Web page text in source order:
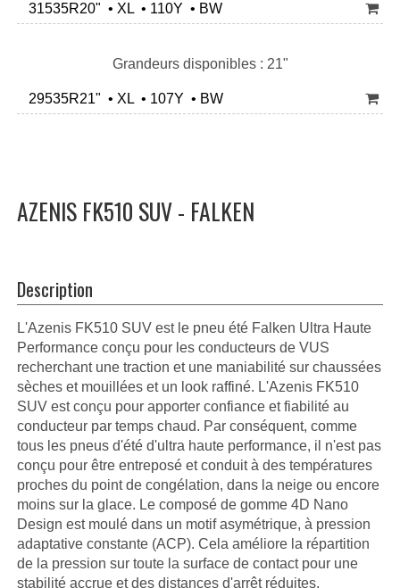
31535R20" • XL • 110Y • BW
Grandeurs disponibles : 21"
29535R21" • XL • 107Y • BW
AZENIS FK510 SUV - FALKEN
Description
L'Azenis FK510 SUV est le pneu été Falken Ultra Haute
Performance conçu pour les conducteurs de VUS
recherchant une traction et une maniabilité sur chaussées
sèches et mouillées et un look raffiné. L'Azenis FK510
SUV est conçu pour apporter confiance et fiabilité au
conducteur par temps chaud. Par conséquent, comme
tous les pneus d'été d'ultra haute performance, il n'est pas
conçu pour être entreposé et conduit à des températures
proches du point de congélation, dans la neige ou encore
moins sur la glace. Le composé de gomme 4D Nano
Design est moulé dans un motif asymétrique, à pression
adaptative constante (ACP). Cela améliore la répartition
de la pression sur toute la surface de contact pour une
stabilité accrue et des distances d'arrêt réduites.